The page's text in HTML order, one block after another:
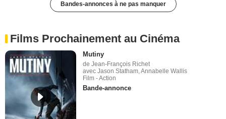
Bandes-annonces à ne pas manquer
Films Prochainement au Cinéma
Mutiny
de Jean-François Richet
avec Jason Statham, Annabelle Wallis
Film - Action
Bande-annonce